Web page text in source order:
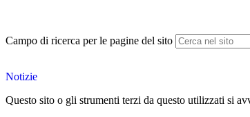
Campo di ricerca per le pagine del sito
Notizie
Questo sito o gli strumenti terzi da questo utilizzati si